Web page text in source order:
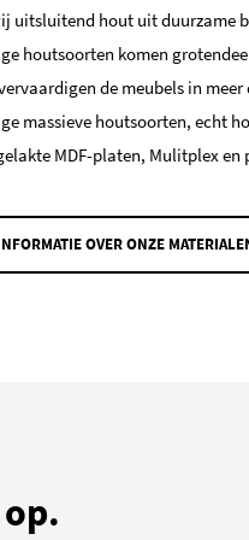
uitsluitend hout uit duurzame
houtsoorten komen
de meubels in meer
massieve houtsoorten, echt
MDF-platen, Mulitplex en
OVER ONZE